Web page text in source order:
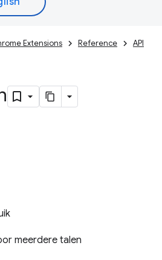
Extensions Reference API
meerdere talen